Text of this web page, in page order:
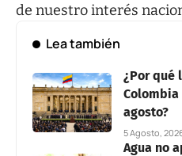
de nuestro interés
Lea también
¿Por qué
Colombia
agosto?
5 Agosto,
Agua no